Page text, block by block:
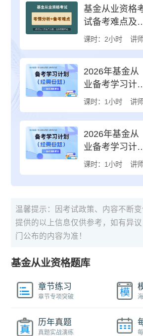
基金从业资格
试备考难点及
试介绍
课时：2小时 讲
2026年基金从
业备考学习计
（经典母题）
课时：1小时 讲
2026年基金从
业备考学习计
（精讲通关班
课时：1小时 讲
温馨提示：因考试政策、内容不断
提供的以上信息仅供参考，如有异
门公布的内容为准！
基金从业资格题库
章节练习
章节专项突破
历年真题
真题实战演练